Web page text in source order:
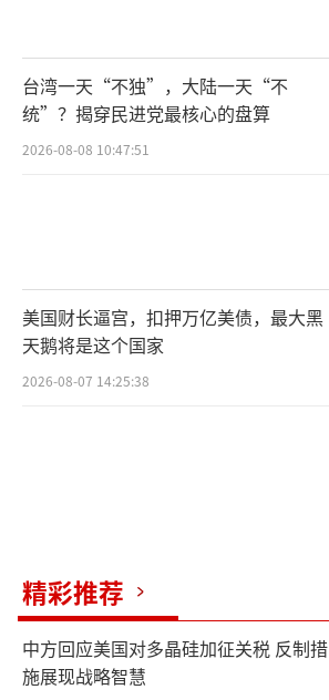
台湾一天“不独”，大陆一天“不
统”？揭穿民进党最核心的盘算
2026-08-08 10:47:51
美国财长逼宫，扣押万亿美债，最大黑
天鹅将是这个国家
2026-08-07 14:25:38
精彩推荐
中方回应美国对多晶硅加征关税 反制措
施展现战略智慧